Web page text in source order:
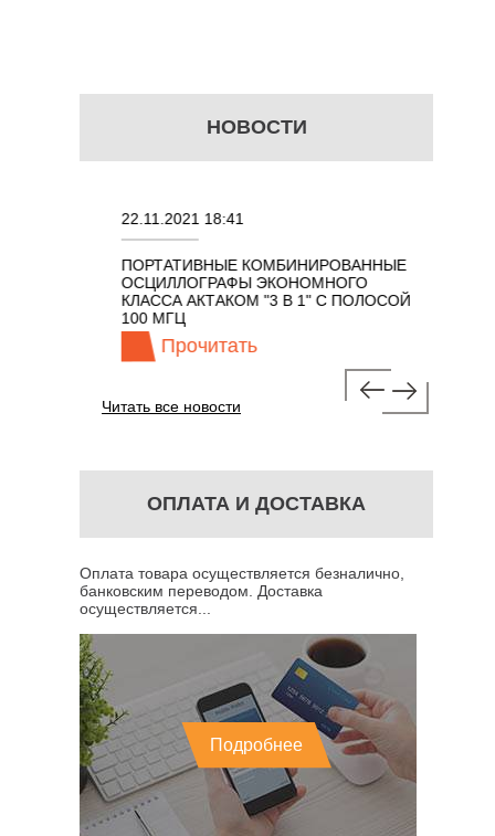
НОВОСТИ
22.11.2021 18:41
ПОРТАТИВНЫЕ КОМБИНИРОВАННЫЕ
ОСЦИЛЛОГРАФЫ ЭКОНОМНОГО
КЛАССА АКТАКОМ "3 В 1" С ПОЛОСОЙ
100 МГЦ
Прочитать
Читать все новости
ОПЛАТА И ДОСТАВКА
Оплата товара осуществляется безналично,
банковским переводом. Доставка
осуществляется...
Подробнее